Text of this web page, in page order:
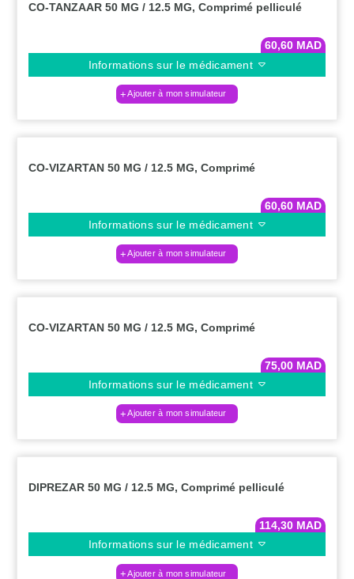
CO-TANZAAR 50 MG / 12.5 MG, Comprimé pelliculé
60,60 MAD
Informations sur le médicament
Ajouter à mon simulateur
CO-VIZARTAN 50 MG / 12.5 MG, Comprimé
60,60 MAD
Informations sur le médicament
Ajouter à mon simulateur
CO-VIZARTAN 50 MG / 12.5 MG, Comprimé
75,00 MAD
Informations sur le médicament
Ajouter à mon simulateur
DIPREZAR 50 MG / 12.5 MG, Comprimé pelliculé
114,30 MAD
Informations sur le médicament
Ajouter à mon simulateur